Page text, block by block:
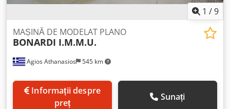
1 /9
Agios Athanasios 545 km
MAȘINĂ DE MODELAT PLANO
BONARDI I.M.M.U.
preț
Sunați